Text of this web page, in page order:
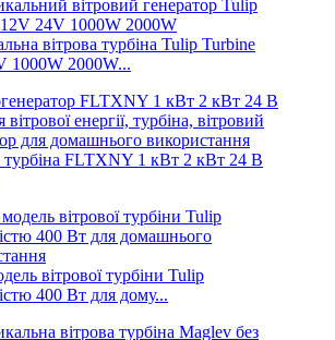
вітрова турбіна Tulip Turbine
1000W 2000W...
турбіна FLTXNY 1 кВт 2 кВт 24 В
вітрової турбіни Tulip
400 Вт для дому...